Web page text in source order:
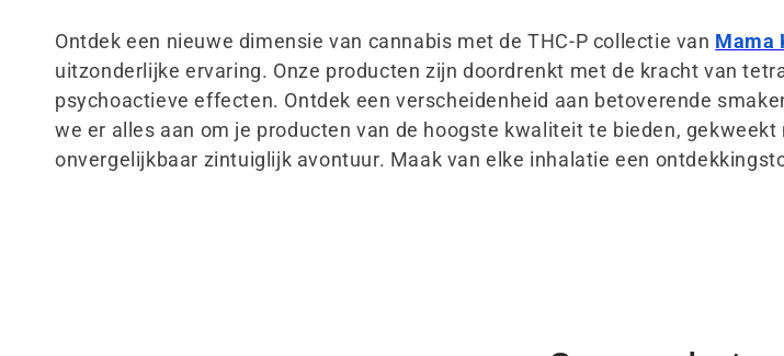
o
l
l
Ontdek een nieuwe dimensie van cannabis met de THC-P collectie van Mama
uitzonderlijke ervaring. Onze producten zijn doordrenkt met de kracht van
psychoactieve effecten. Ontdek een verscheidenheid aan betoverende
we er alles aan om je producten van de hoogste kwaliteit te bieden,
onvergelijkbaar zintuiglijk avontuur. Maak van elke inhalatie een